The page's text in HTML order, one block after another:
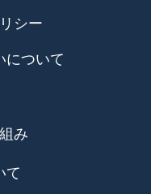
シー
について
み
て